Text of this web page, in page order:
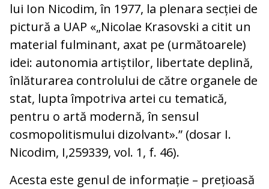
lui Ion Nicodim, în 1977, la plenara secției de
pictură a UAP «„Nicolae Krasovski a citit un
material fulminant, axat pe (următoarele)
idei: autonomia artiștilor, libertate deplină,
înlăturarea controlului de către organele de
stat, lupta împotriva artei cu tematică,
pentru o artă modernă, în sensul
cosmopolitismului dizolvant».” (dosar I.
Nicodim, I,259339, vol. 1, f. 46).
Acesta este genul de informație – prețioasă